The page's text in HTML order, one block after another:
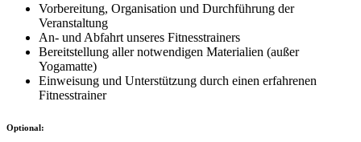
Vorbereitung, Organisation und Durchführung der
Veranstaltung
An- und Abfahrt unseres Fitnesstrainers
Bereitstellung aller notwendigen Materialien (außer
Yogamatte)
Einweisung und Unterstützung durch einen erfahrenen
Fitnesstrainer
Optional: